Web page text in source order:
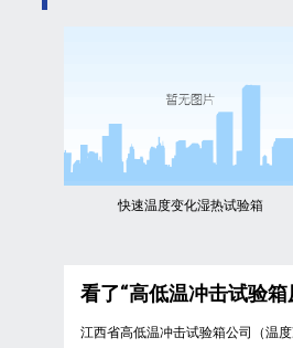
快速温度变化湿热试验箱
看了“高低温冲击试验
江西省高低温冲击试验箱公司（温